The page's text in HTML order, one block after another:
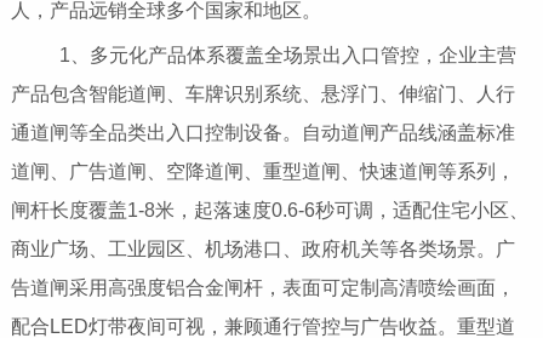
人，产品远销全球多个国家和地区。
1、多元化产品体系覆盖全场景出入口管控，企业主营
产品包含智能道闸、车牌识别系统、悬浮门、伸缩门、人行
通道闸等全品类出入口控制设备。自动道闸产品线涵盖标准
道闸、广告道闸、空降道闸、重型道闸、快速道闸等系列，
闸杆长度覆盖1-8米，起落速度0.6-6秒可调，适配住宅小区、
商业广场、工业园区、机场港口、政府机关等各类场景。广
告道闸采用高强度铝合金闸杆，表面可定制高清喷绘画面，
配合LED灯带夜间可视，兼顾通行管控与广告收益。重型道